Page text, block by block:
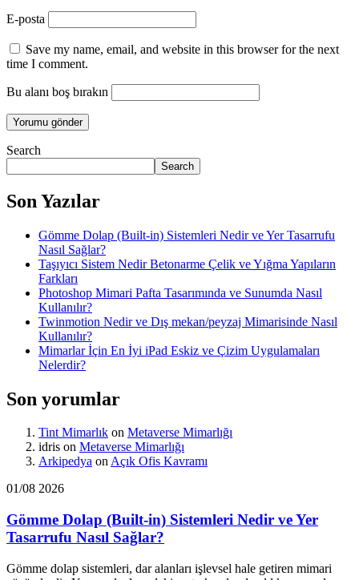
E-posta
Save my name, email, and website in this browser for the next
time I comment.
Bu alanı boş bırakın
Search
Search
Son Yazılar
Gömme Dolap (Built-in) Sistemleri Nedir ve Yer Tasarrufu
Nasıl Sağlar?
Taşıyıcı Sistem Nedir Betonarme Çelik ve Yığma Yapıların
Farkları
Photoshop Mimari Pafta Tasarımında ve Sunumda Nasıl
Kullanılır?
Twinmotion Nedir ve Dış mekan/peyzaj Mimarisinde Nasıl
Kullanılır?
Mimarlar İçin En İyi iPad Eskiz ve Çizim Uygulamaları
Nelerdir?
Son yorumlar
Tint Mimarlık on Metaverse Mimarlığı
idris on Metaverse Mimarlığı
Arkipedya onAçık Ofis Kavramı
01/08 2026
Gömme Dolap (Built-in) Sistemleri Nedir ve Yer
Tasarrufu Nasıl Sağlar?
Gömme dolap sistemleri, dar alanları işlevsel hale getiren mimari